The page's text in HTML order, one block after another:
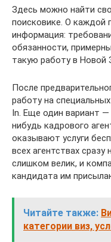
Здесь можно найти
поисковике. О каждой
информация:
обязанности,
такую работу в Новой
После
работу на
In. Еще один вариант —
нибудь кадрового
оказывают услуги
всех агентствах
слишком велик, и
кандидата им
Читайте также:
категории виз,